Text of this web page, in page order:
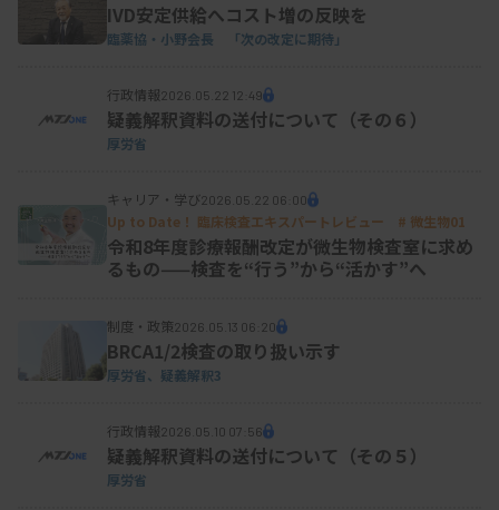
IVD安定供給へコスト増の反映を
臨薬協・小野会長 「次の改定に期待」
行政情報2026.05.22 12:49
疑義解釈資料の送付について（その６）
厚労省
キャリア・学び2026.05.22 06:00
Up to Date！ 臨床検査エキスパートレビュー # 微生物01
令和8年度診療報酬改定が微生物検査室に求め
るもの——検査を“行う”から“活かす”へ
制度・政策2026.05.13 06:20
BRCA1/2検査の取り扱い示す
厚労省、疑義解釈3
行政情報2026.05.10 07:56
疑義解釈資料の送付について（その５）
厚労省